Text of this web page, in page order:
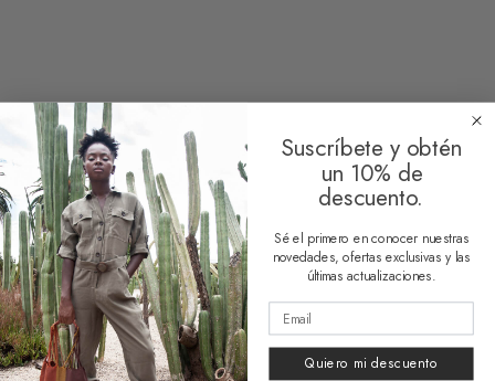
HUESO COLORADO
About Us
Contact
Suscríbete y obtén
un 10% de
descuento.
Sé el primero en conocer nuestras
novedades, ofertas exclusivas y las
últimas actualizaciones.
Quiero mi descuento